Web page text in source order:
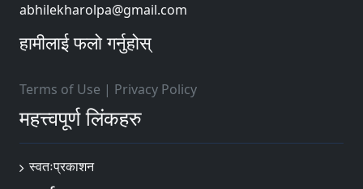
abhilekharolpa@gmail.com
हामीलाई फलो गर्नुहोस्
Terms of Use | Privacy Policy
महत्त्वपूर्ण लिंकहरु
स्वतःप्रकाशन